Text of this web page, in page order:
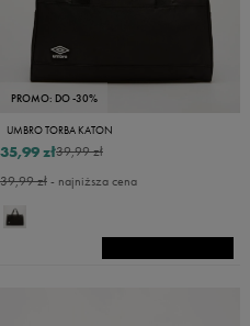
PROMO: DO -30%
UMBRO TORBA KATON
39,99 zł
35,99 zł
39,99 zł- najniższa cena